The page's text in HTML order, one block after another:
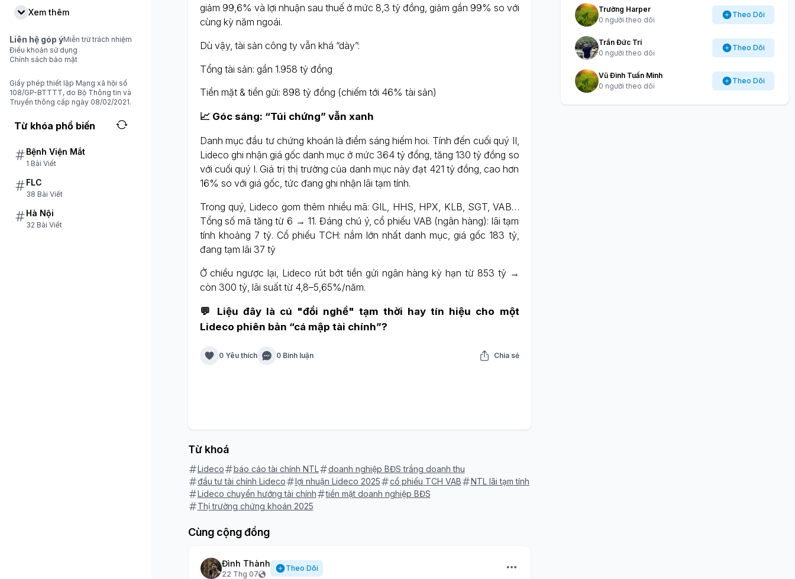
Xem thêm
Liên hệ góp ýMiễn trừ trách nhiệm
Điều khoản sử dụng
Chính sách bảo mật
Giấy phép thiết lập Mạng xã hội số
108/GP-BTTTT, do Bộ Thông tin và
Truyền thông cấp ngày 08/02/2021.
Từ khóa phổ biến
Bệnh Viện Mắt
1 Bài Viết
FLC
38 Bài Viết
Hà Nội
32 Bài Viết
giảm 99,6% và lợi nhuận sau thuế ở mức 8,3 tỷ đồng, giảm gần 99% so với
cùng kỳ năm ngoái.
Dù vậy, tài sản công ty vẫn khá “dày”:
Tổng tài sản: gần 1.958 tỷ đồng
Tiền mặt & tiền gửi: 898 tỷ đồng (chiếm tới 46% tài sản)
📈 Góc sáng: “Túi chứng” vẫn xanh
Danh mục đầu tư chứng khoán là điểm sáng hiếm hoi. Tính đến cuối quý II,
Lideco ghi nhận giá gốc danh mục ở mức 364 tỷ đồng, tăng 130 tỷ đồng so
với cuối quý I. Giá trị thị trường của danh mục này đạt 421 tỷ đồng, cao hơn
16% so với giá gốc, tức đang ghi nhận lãi tạm tính.
Trong quý, Lideco gom thêm nhiều mã: GIL, HHS, HPX, KLB, SGT, VAB…
Tổng số mã tăng từ 6 → 11. Đáng chú ý, cổ phiếu VAB (ngân hàng): lãi tạm
tính khoảng 7 tỷ. Cổ phiếu TCH: nắm lớn nhất danh mục, giá gốc 183 tỷ,
đang tạm lãi 37 tỷ
Ở chiều ngược lại, Lideco rút bớt tiền gửi ngân hàng kỳ hạn từ 853 tỷ →
còn 300 tỷ, lãi suất từ 4,8–5,65%/năm.
💬 Liệu đây là cú "đổi nghề" tạm thời hay tín hiệu cho một
Lideco phiên bản “cá mập tài chính”?
0 Yêu thích 0 Bình luận Chia sẻ
Từ khoá
Lideco báo cáo tài chính NTL
doanh nghiệp BĐS trắng doanh thu
đầu tư tài chính Lideco
lợi nhuận Lideco 2025 cổ phiếu TCH VAB
NTL lãi tạm tính
Lideco chuyển hướng tài chính
tiền mặt doanh nghiệp BĐS
Thị trường chứng khoán 2025
Cùng cộng đồng
Đình Thành
22 Thg 07
Theo Dõi
Trường Harper
0 người theo dõi
Theo Dõi
Trần Đức Trí
0 người theo dõi
Theo Dõi
Vũ Đình Tuấn Minh
0 người theo dõi
Theo Dõi